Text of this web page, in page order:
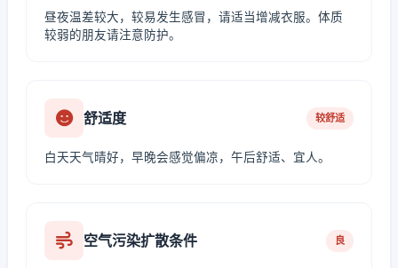
昼夜温差较大，较易发生感冒，请适当增减衣服。体质
较弱的朋友请注意防护。
舒适度 较舒适
白天天气晴好，早晚会感觉偏凉，午后舒适、宜人。
空气污染扩散条件 良